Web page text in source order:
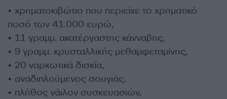
• χρηματοκιβώτιο που περιείχε το χρηματικό
ποσό των 41.000 ευρώ,
• 11 γραμμ. ακατέργαστης κάνναβης,
• 9 γραμμ. κρυσταλλικής μεθαμφεταμίνης,
• 20 ναρκωτικά δισκία,
• αναδιπλούμενος σουγιάς,
• πλήθος νάιλον συσκευασιών,